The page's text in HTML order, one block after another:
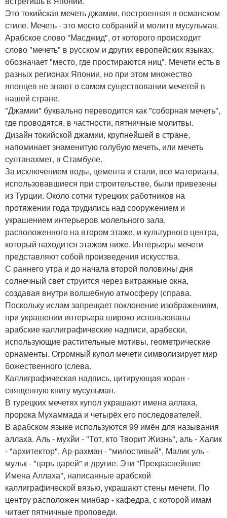
Это токийская мечеть джамии, построенная в османском
стиле. Мечеть - это место собраний и молитв мусульман.
Арабское слово "Масджид", от которого происходит
слово "мечеть" в русском и других европейских языках,
обозначает "место, где простираются ниц". Мечети есть в
разных регионах Японии, но при этом множество
японцев не знают о самом существовании мечетей в
нашей стране.
"Джамии" буквально переводится как "соборная мечеть",
где проводятся, в частности, пятничные молитвы.
Дизайн токийской джамии, крупнейшей в стране,
напоминает знаменитую голубую мечеть, или мечеть
султанахмет, в Стамбуле.
За исключением воды, цемента и стали, все материалы,
использовавшиеся при строительстве, были привезены
из Турции. Около сотни турецких работников на
протяжении года трудились над сооружением и
украшением интерьеров молельного зала,
расположенного на втором этаже, и культурного центра,
который находится этажом ниже. Интерьеры мечети
представляют собой произведения искусства.
С раннего утра и до начала второй половины дня
солнечный свет струится через витражные окна,
создавая внутри волшебную атмосферу (справа.
Поскольку ислам запрещает поклонение изображениям,
при украшении интерьера широко использованы
арабские каллиграфические надписи, арабески,
использующие растительные мотивы, геометрические
орнаменты. Огромный купол мечети символизирует мир
божественного (слева.
Каллиграфическая надпись, цитирующая коран -
священную книгу мусульман.
В турецких мечетях купол украшают имена аллаха,
пророка Мухаммада и четырёх его последователей.
В арабском языке используются 99 имён для называния
аллаха. Аль - мухйи - "Тот, кто Творит Жизнь", аль - Халик
- "архитектор", Ар-рахман - "милостивый", Малик уль -
мульк - "царь царей" и другие. Эти "Прекраснейшие
Имена Аллаха", написанные арабской
каллиграфической вязью, украшают стены мечети. По
центру расположен минбар - кафедра, с которой имам
читает пятничные проповеди.